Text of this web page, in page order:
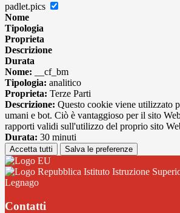
padlet.pics
Nome
Tipologia
Proprieta
Descrizione
Durata
Nome: __cf_bm
Tipologia: analitico
Proprieta: Terze Parti
Descrizione: Questo cookie viene utilizzato
umani e bot. Ciò è vantaggioso per il sito
rapporti validi sull'utilizzo del proprio sito
Durata: 30 minuti
Accetta tutti Salva le preferenze
Istituto Istruzione
Legnago
Contatti